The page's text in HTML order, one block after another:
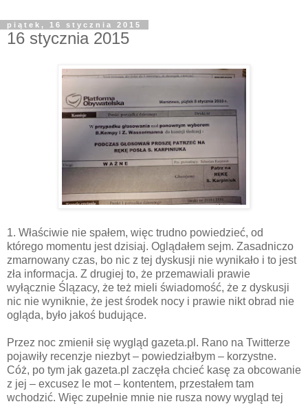
piątek, 16 stycznia 2015
16 stycznia 2015
1. Właściwie nie spałem, więc trudno powiedzieć, od
którego momentu jest dzisiaj. Oglądałem sejm. Zasadniczo
zmarnowany czas, bo nic z tej dyskusji nie wynikało i to jest
zła informacja. Z drugiej to, że przemawiali prawie
wyłącznie Ślązacy, że też mieli świadomość, że z dyskusji
nic nie wyniknie, że jest środek nocy i prawie nikt obrad nie
ogląda, było jakoś budujące.
Przez noc zmienił się wygląd gazeta.pl. Rano na Twitterze
pojawiły recenzje niezbyt – powiedziałbym – korzystne.
Cóż, po tym jak gazeta.pl zaczęła chcieć kasę za obcowanie
z jej – excusez le mot – kontentem, przestałem tam
wchodzić. Więc zupełnie mnie nie rusza nowy wygląd tej